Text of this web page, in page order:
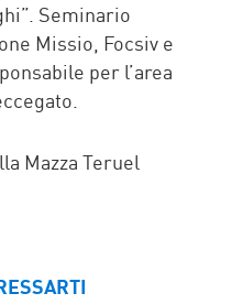
Seminario
Missio, Focsiv e
per l’area
Mazza Teruel